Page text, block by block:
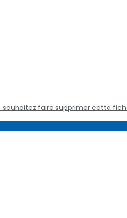
souhaitez faire supprimer cette
Juridique